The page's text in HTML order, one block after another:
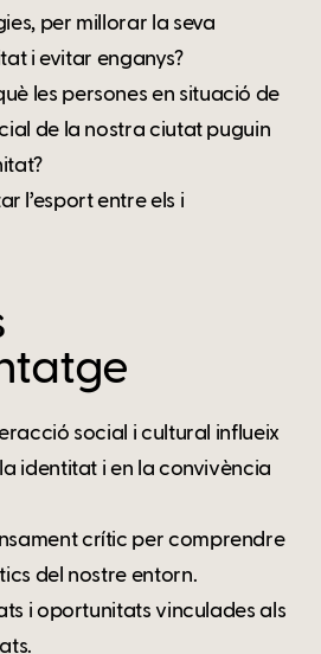
per millorar la seva
i evitar enganys?
les persones en situació de
de la nostra ciutat puguin
l’esport entre els i
social i cultural influeix
identitat i en la convivència
crític per comprendre
del nostre entorn.
i oportunitats vinculades als